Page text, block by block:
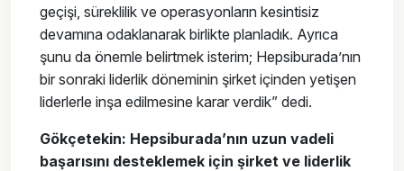
geçişi, süreklilik ve operasyonların kesintisiz
devamına odaklanarak birlikte planladık. Ayrıca
şunu da önemle belirtmek isterim; Hepsiburada’nın
bir sonraki liderlik döneminin şirket içinden yetişen
liderlerle inşa edilmesine karar verdik” dedi.
Gökçetekin: Hepsiburada’nın uzun vadeli
başarısını desteklemek için şirket ve liderlik